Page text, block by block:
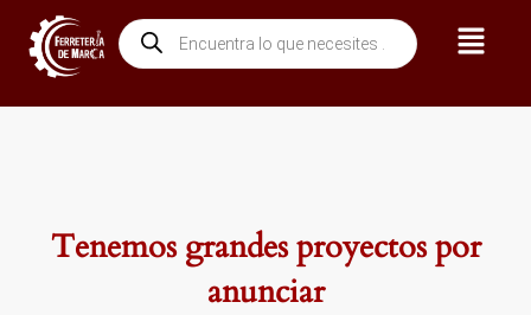
contenido
Búsqueda
de
productos
Menú
Tenemos grandes proyectos por
anunciar